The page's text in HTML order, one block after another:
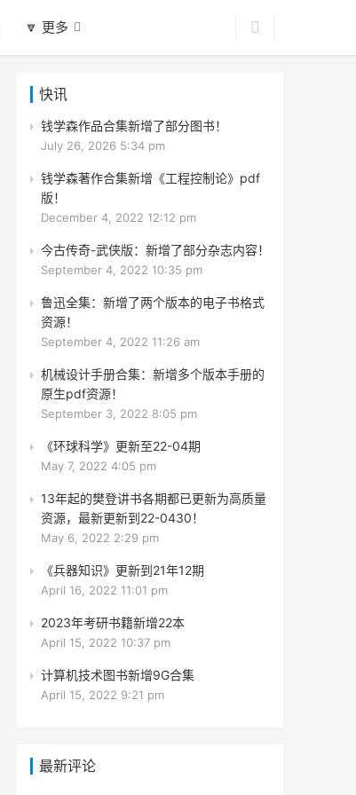
🔽 更多
快讯
钱学森作品合集新增了部分图书！
July 26, 2026 5:34 pm
钱学森著作合集新增《工程控制论》pdf
版！
December 4, 2022 12:12 pm
今古传奇-武侠版：新增了部分杂志内容！
September 4, 2022 10:35 pm
鲁迅全集：新增了两个版本的电子书格式
资源！
September 4, 2022 11:26 am
机械设计手册合集：新增多个版本手册的
原生pdf资源！
September 3, 2022 8:05 pm
《环球科学》更新至22-04期
May 7, 2022 4:05 pm
13年起的樊登讲书各期都已更新为高质量
资源，最新更新到22-0430！
May 6, 2022 2:29 pm
《兵器知识》更新到21年12期
April 16, 2022 11:01 pm
2023年考研书籍新增22本
April 15, 2022 10:37 pm
计算机技术图书新增9G合集
April 15, 2022 9:21 pm
最新评论